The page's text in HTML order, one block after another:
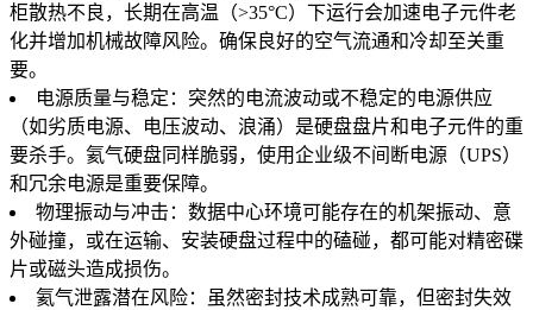
柜散热不良，长期在高温（>35°C）下运行会加速电子元件老
化并增加机械故障风险。确保良好的空气流通和冷却至关重
要。
电源质量与稳定：突然的电流波动或不稳定的电源供应
（如劣质电源、电压波动、浪涌）是硬盘盘片和电子元件的重
要杀手。氦气硬盘同样脆弱，使用企业级不间断电源（UPS）
和冗余电源是重要保障。
物理振动与冲击：数据中心环境可能存在的机架振动、意
外碰撞，或在运输、安装硬盘过程中的磕碰，都可能对精密碟
片或磁头造成损伤。
氦气泄露潜在风险：虽然密封技术成熟可靠，但密封失效